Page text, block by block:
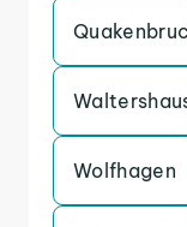
Wolfhagen